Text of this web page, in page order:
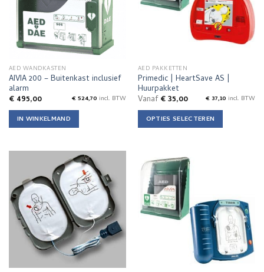
productpagina
AED WANDKASTEN
AIVIA 200 – Buitenkast inclusief
alarm
€495,00 €524,70 incl. BTW
IN WINKELMAND
AED PAKKETTEN
Primedic | HeartSave AS |
Huurpakket
Vanaf€35,00 € 37,10 incl. BTW
OPTIES SELECTEREN
heeft
meerdere
variaties.
Deze
optie